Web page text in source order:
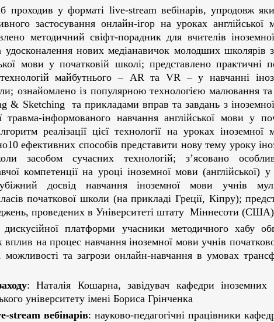
проходив у форматі live-stream вебінарів, упродовж
застосування онлайн-ігор на уроках англійської
методичний свіфт-порадник для вчителів
удосконалення нових медіанавичок молодших школярів
мови у початковій школі; представлено практичні
майбутнього – AR та VR – у навчанні
ознайомлено із популярною технологією малювання та
& Sketching та прикладами вправ та завдань з
травма-інформованого навчання англійської мови у
реалізації цієї технології на уроках
ефективних способів представити нову тему уроку
засобом сучасних технологій; з’ясовано
компетенції на уроці іноземної мови (англійської)
досвід навчання іноземної мови учнів
початкової школи (на прикладі Греції, Кіпру);
проведених в Університеті штату Міннесоти
платформи учасники методичного хабу
вплив на процес навчання іноземної мови учнів
можливості та загрози онлайн-навчання в умовах
: Наталія Кошарна, завідувач кафедри
університету імені Бориса Грінченка
-stream вебінарів: науково-педагогічні працівники